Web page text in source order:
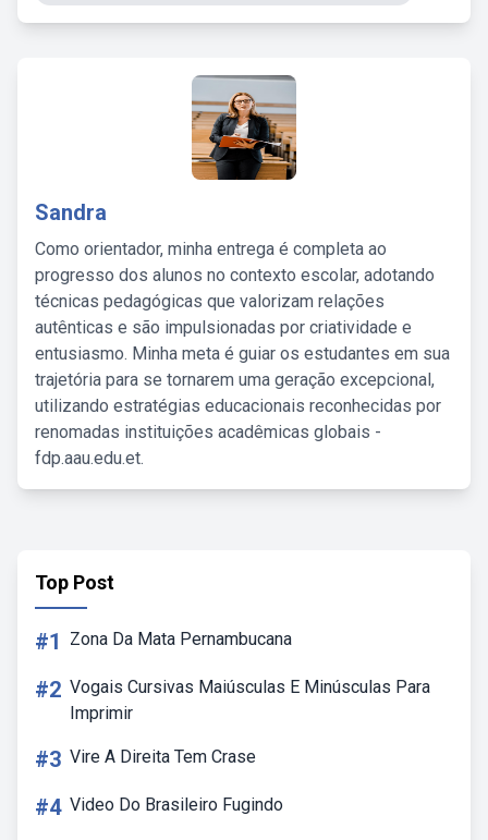
Sandra
Como orientador, minha entrega é completa ao
progresso dos alunos no contexto escolar, adotando
técnicas pedagógicas que valorizam relações
autênticas e são impulsionadas por criatividade e
entusiasmo. Minha meta é guiar os estudantes em sua
trajetória para se tornarem uma geração excepcional,
utilizando estratégias educacionais reconhecidas por
renomadas instituições acadêmicas globais -
fdp.aau.edu.et.
Top Post
#1 Zona Da Mata Pernambucana
#2 Vogais Cursivas Maiúsculas E Minúsculas Para
Imprimir
#3 Vire A Direita Tem Crase
#4 Video Do Brasileiro Fugindo